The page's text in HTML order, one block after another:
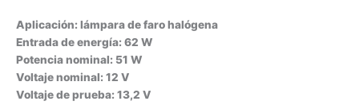
Aplicación: lámpara de faro halógena
Entrada de energía: 62 W
Potencia nominal: 51 W
Voltaje nominal: 12 V
Voltaje de prueba: 13,2 V